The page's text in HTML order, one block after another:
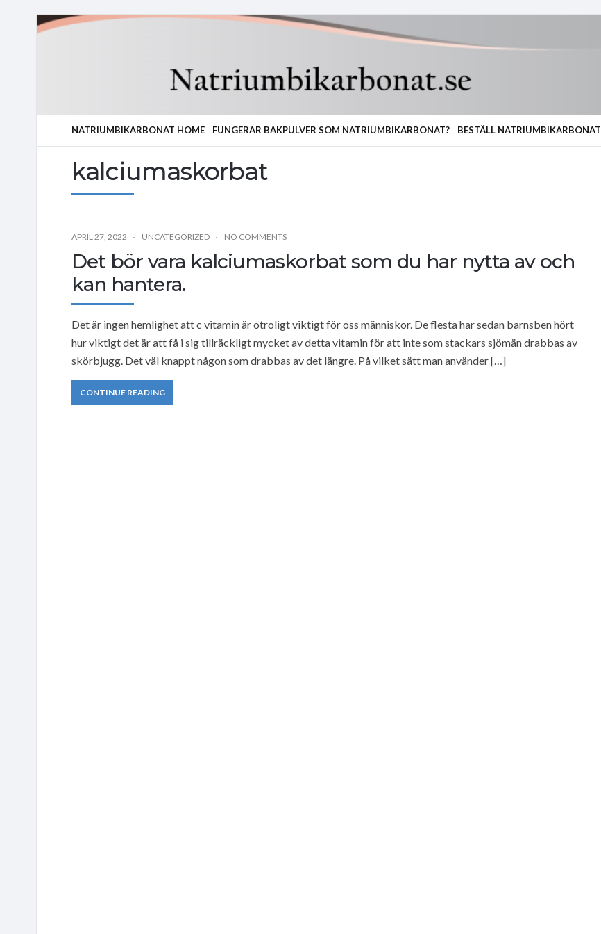
NATRIUMBIKARBONAT HOME FUNGERAR BAKPULVER SOM NATRIUMBIKARBONAT? BESTÄLL NATRIUMBIKARBONAT
kalciumaskorbat
APRIL 27, 2022 UNCATEGORIZED NO COMMENTS
Det bör vara kalciumaskorbat som du har nytta av och
kan hantera.
Det är ingen hemlighet att c vitamin är otroligt viktigt för oss människor. De flesta har sedan barnsben hört
hur viktigt det är att få i sig tillräckligt mycket av detta vitamin för att inte som stackars sjömän drabbas av
skörbjugg. Det väl knappt någon som drabbas av det längre. På vilket sätt man använder […]
CONTINUE READING